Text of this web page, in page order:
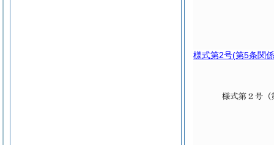
様式第2号(第5条関